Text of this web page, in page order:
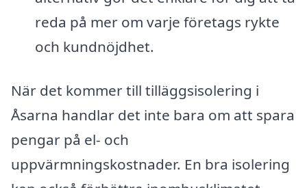
reda på mer om varje företags rykte
och kundnöjdhet.
När det kommer till tilläggsisolering i
Åsarna handlar det inte bara om att spara
pengar på el- och
uppvärmningskostnader. En bra isolering